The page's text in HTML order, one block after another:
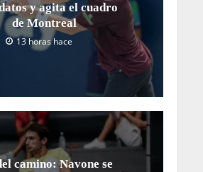
y agita el cuadro
de Montreal
13 horas hace
camino: Navone se